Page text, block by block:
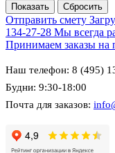
Отправить смету
134-27-28 Мы всегда
Принимаем заказы на
Наш телефон: 8 (495)
Будни: 9:30-18:00
Почта для заказов: